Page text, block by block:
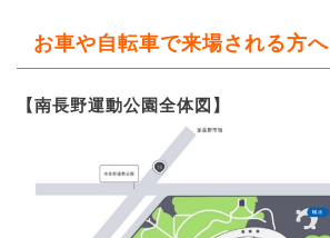
お車や自転車で来場される方へ
【南長野運動公園全体図】